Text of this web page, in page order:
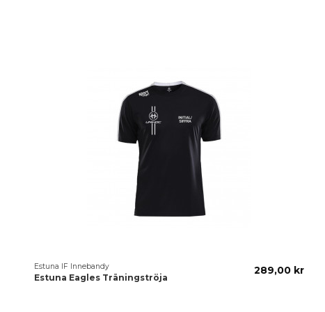
Estuna IF Innebandy
Estuna Eagles Träningströja
289,00 kr